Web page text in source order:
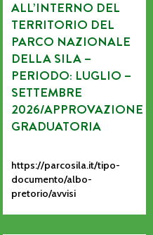
ALL’INTERNO DEL
TERRITORIO DEL
PARCO NAZIONALE
DELLA SILA –
PERIODO: LUGLIO –
SETTEMBRE
2026/APPROVAZIONE
GRADUATORIA
https://parcosila.it/tipo-
documento/albo-
pretorio/avvisi